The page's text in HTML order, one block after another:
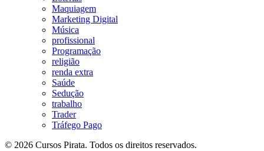
Maquiagem
Marketing Digital
Música
profissional
Programação
religião
renda extra
Saúde
Sedução
trabalho
Trader
Tráfego Pago
© 2026 Cursos Pirata. Todos os direitos reservados.